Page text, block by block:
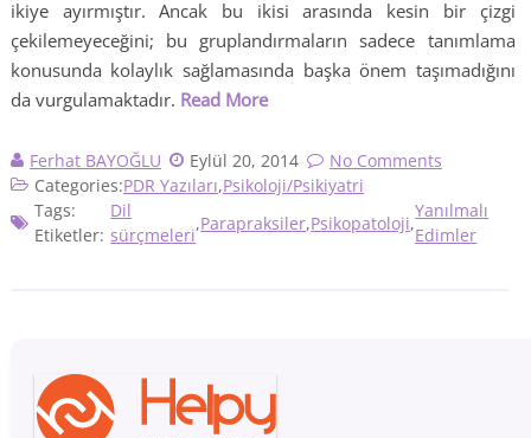
ikiye ayırmıştır. Ancak bu ikisi arasında kesin bir çizgi
çekilemeyeceğini; bu gruplandırmaların sadece tanımlama
konusunda kolaylık sağlamasında başka önem taşımadığını
da vurgulamaktadır. Read More
Ferhat BAYOĞLU Eylül 20, 2014
No Comments
Categories:PDR Yazıları,Psikoloji/Psikiyatri
Tags:
Etiketler:
Dil
sürçmeleri
,Parapraksiler,Psikopatoloji,
Yanılmalı
Edimler